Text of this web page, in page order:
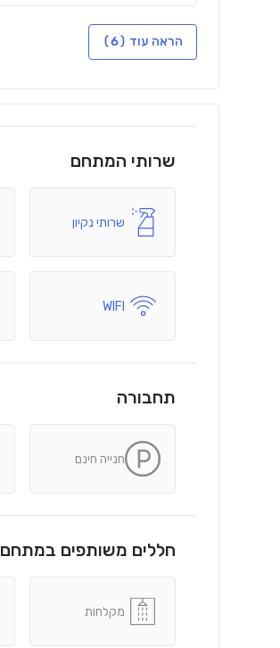
הראה עוד (6)
שרותי המתחם
שרותי נקיון
WIFI
תחבורה
חנייה חינם
חללים משותפים במתחם
מקלחות